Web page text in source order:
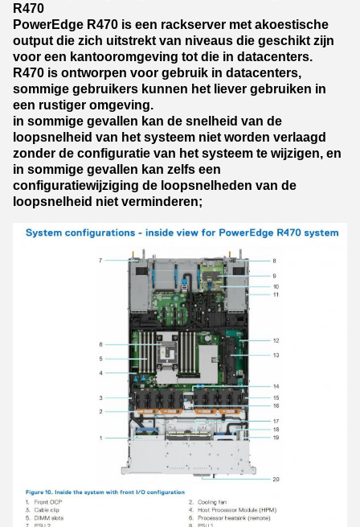
R470
PowerEdge R470 is een rackserver met akoestische
output die zich uitstrekt van niveaus die geschikt zijn
voor een kantooromgeving tot die in datacenters.
R470 is ontworpen voor gebruik in datacenters,
sommige gebruikers kunnen het liever gebruiken in
een rustiger omgeving.
in sommige gevallen kan de snelheid van de
loopsnelheid van het systeem niet worden verlaagd
zonder de configuratie van het systeem te wijzigen, en
in sommige gevallen kan zelfs een
configuratiewijziging de loopsnelheden van de
loopsnelheid niet verminderen;